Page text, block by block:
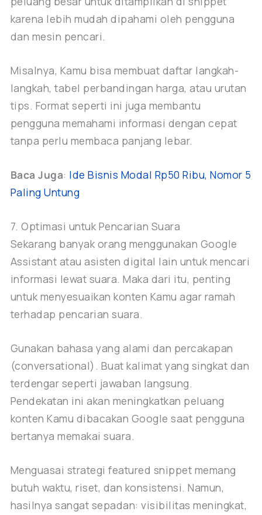
karena lebih mudah dipahami oleh pengguna
dan mesin pencari.
Misalnya, Kamu bisa membuat daftar langkah-
langkah, tabel perbandingan harga, atau urutan
tips. Format seperti ini juga membantu
pengguna memahami informasi dengan cepat
tanpa perlu membaca panjang lebar.
Baca Juga: Ide Bisnis Modal Rp50 Ribu, Nomor 5
Paling Untung
7. Optimasi untuk Pencarian Suara
Sekarang banyak orang menggunakan Google
Assistant atau asisten digital lain untuk mencari
informasi lewat suara. Maka dari itu, penting
untuk menyesuaikan konten Kamu agar ramah
terhadap pencarian suara.
Gunakan bahasa yang alami dan percakapan
(conversational). Buat kalimat yang singkat dan
terdengar seperti jawaban langsung.
Pendekatan ini akan meningkatkan peluang
konten Kamu dibacakan Google saat pengguna
bertanya memakai suara.
Menguasai strategi featured snippet memang
butuh waktu, riset, dan konsistensi. Namun,
hasilnya sangat sepadan: visibilitas meningkat,